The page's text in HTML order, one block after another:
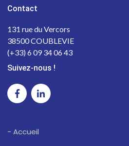
Contact
131 rue du Vercors
38500 COUBLEVIE
(+33) 6 09 34 06 43
Suivez-nous !
- Accueil